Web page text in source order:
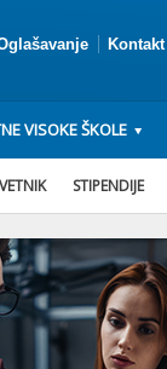
Kontakt
VISOKE ŠKOLE
STIPENDIJE